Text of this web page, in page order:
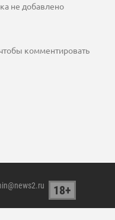
не добавлено
комментировать
18+